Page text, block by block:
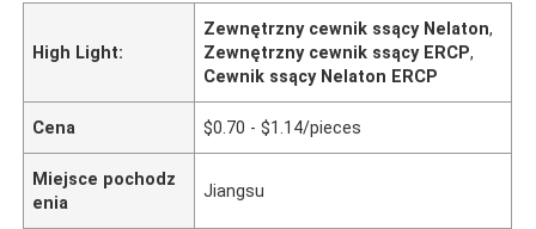
High Light:
Zewnętrzny cewnik ssący Nelaton,
Zewnętrzny cewnik ssący ERCP,
Cewnik ssący Nelaton ERCP
Cena $0.70 - $1.14/pieces
Miejsce pochodz
enia
Jiangsu